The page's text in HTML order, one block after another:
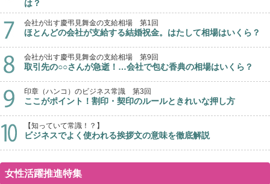
は？
会社が出す慶弔見舞金の支給相場 第1回
ほとんどの会社が支給する結婚祝金。はたして相場はいくら？
会社が出す慶弔見舞金の支給相場 第9回
取引先の○○さんが急逝！…会社で包む香典の相場はいくら？
印章（ハンコ）のビジネス常識 第3回
ここがポイント！割印・契印のルールときれいな押し方
【知っていて常識！？】
ビジネスでよく使われる挨拶文の意味を徹底解説
女性活躍推進特集